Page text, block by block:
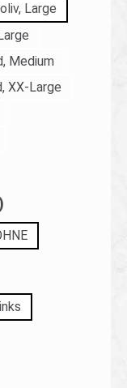
oliv, Large
Medium
XX-Large